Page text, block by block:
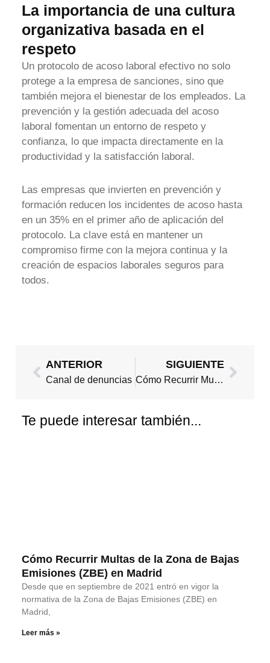
La importancia de una cultura
organizativa basada en el
respeto
Un protocolo de acoso laboral efectivo no solo
protege a la empresa de sanciones, sino que
también mejora el bienestar de los empleados. La
prevención y la gestión adecuada del acoso
laboral fomentan un entorno de respeto y
confianza, lo que impacta directamente en la
productividad y la satisfacción laboral.
Las empresas que invierten en prevención y
formación reducen los incidentes de acoso hasta
en un 35% en el primer año de aplicación del
protocolo. La clave está en mantener un
compromiso firme con la mejora continua y la
creación de espacios laborales seguros para
todos.
AntANTERIOR
Canal de denuncias
SIGUIENTE
Cómo Recurrir Multas de la Zona de Bajas Emisiones (ZBE) en Madrid
Te puede interesar también...
Cómo Recurrir Multas de la Zona de Bajas
Emisiones (ZBE) en Madrid
Desde que en septiembre de 2021 entró en vigor la
normativa de la Zona de Bajas Emisiones (ZBE) en
Madrid,
Leer más »